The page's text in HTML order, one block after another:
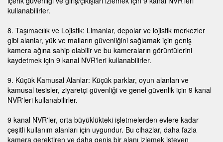
kullanabilirler.
8. Taşımacılık ve Lojistik: Limanlar, depolar ve lojistik merkezler
gibi alanlar, yük ve malların güvenliğini sağlamak için geniş
kamera ağına sahip olabilir ve bu kameraların görüntülerini
kaydetmek için 9 kanal NVR'leri kullanabilirler.
9. Küçük Kamusal Alanlar: Küçük parklar, oyun alanları ve
kamusal tesisler, ziyaretçi güvenliği ve genel güvenlik için 9 kanal
NVR'leri kullanabilirler.
9 kanal NVR'ler, orta büyüklükteki işletmelerden evlere kadar
çeşitli kullanım alanları için uygundur. Bu cihazlar, daha fazla
kamera gerektiren ve daha geniş bir alanı izlemek isteyen